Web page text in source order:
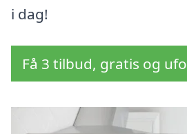
i dag!
Få 3 tilbud, gratis og